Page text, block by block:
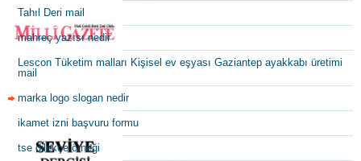
Tahıl Deri mail
mahreç yazısı nedir
Lescon Tüketim malları Kişisel ev eşyası Gaziantep ayakkabı üretimi
mail
marka logo slogan nedir
ikamet izni başvuru formu
tse dilekçe örneği